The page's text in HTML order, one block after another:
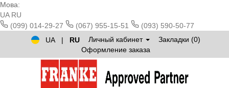
Мова:
UA RU
(099) 014-29-27
(067) 955-15-51
(093) 590-50-77
UA
| RU Личный кабинет
Закладки (0)
Оформление заказа